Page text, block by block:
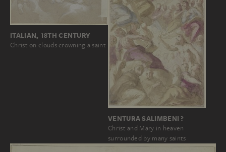
ITALIAN, 18TH CENTURY
Christ on clouds crowning a saint
VENTURA SALIMBENI ?
Christ and Mary in heaven
surrounded by many saints